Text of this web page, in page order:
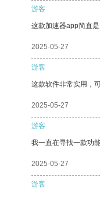
游客
这款加速器app简直
2025-05-27
游客
这款软件非常实用，
2025-05-27
游客
我一直在寻找一款功
2025-05-27
游客